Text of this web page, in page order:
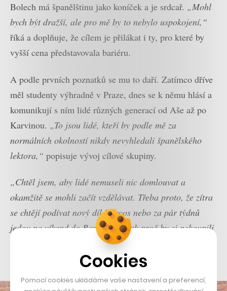
Bolech má španělštinu jako koníček a je srdcař. „Mohl
bych být dražší, ale pro mě by to nebylo uspokojení,“
říká a doplňuje, že cílem je přilákat i ty, pro které by
vyšší cena představovala bariéru.
A podle prvních poznatků se mu to daří. Zatímco dříve
měl studenty výhradně v Praze, dnes se k němu hlásí a
komunikují s ním lidé různých generací od Aše až po
Karvinou. „To jsou lidé, kteří by podle mě za
normálních okolností nikdy nevyhledali španělského
lektora,“ popisuje vývoj cílové skupiny.
„Chtěl jsem, aby lidé nemuseli nic domlouvat a
okamžitě se mohli začít vzdělávat. Třeba proto, že zítra
se chtějí podívat nový díl Narcos nebo za pár týdnů
jedou na víkend do Barcelony. Tak proč by si nekoupili
třeba první tři lekce celkem za 210 korun,“
Cookies
Pomocí cookies ukládáme vaše nastavení a preferencí,